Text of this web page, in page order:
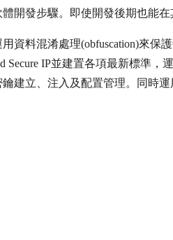
開發步驟。即使開發後期也能在
資料混淆處理(obfuscation)來保
Secure IP並建置各項最新標準
建立、注入及配置管理。同時